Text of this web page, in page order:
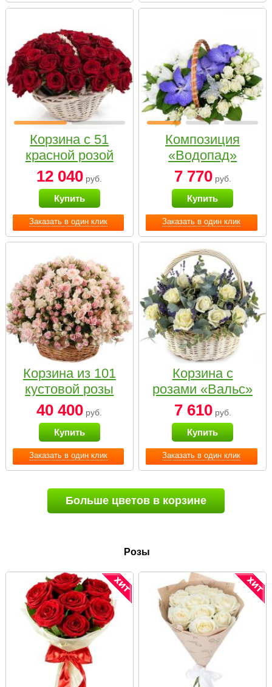
Заказать в один клик
Корзина с 51
красной розой
12 040 руб.
Купить
Заказать в один клик
Композиция
«Водопад»
7 770руб.
Купить
Заказать в один клик
Корзина из 101
кустовой розы
нежных тонов
40 400 руб.
Купить
Заказать в один клик
Корзина с
розами «Вальс»
7 610руб.
Купить
Больше цветов в корзине
Розы